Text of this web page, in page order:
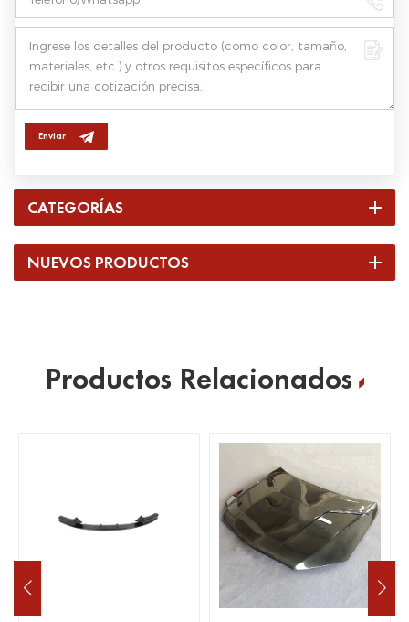
Enviar
CATEGORÍAS
NUEVOS PRODUCTOS
Productos Relacionados